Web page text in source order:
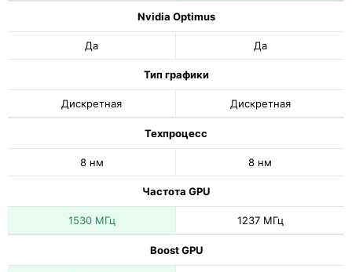
Nvidia Optimus
Да Да
Тип графики
Дискретная Дискретная
Техпроцесс
8 нм 8 нм
Частота GPU
1530 МГц 1237 МГц
Boost GPU